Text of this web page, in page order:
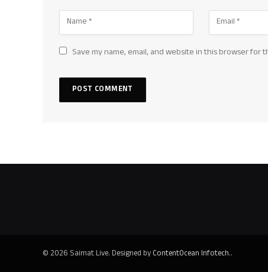
Save my name, email, and website in this browser for
© 2026 Saimat Live. Designed byContentOcean Infotech..